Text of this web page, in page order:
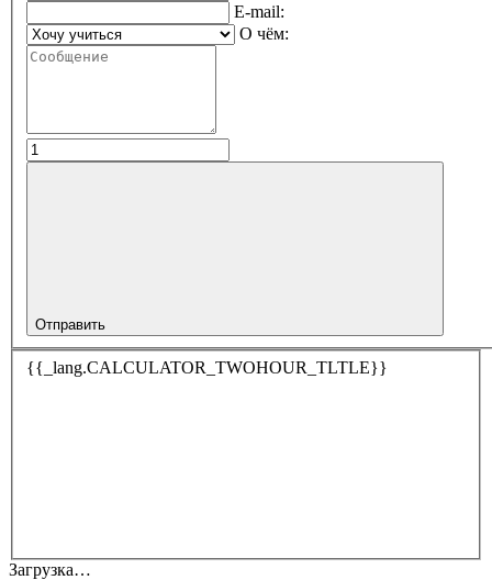
E-mail:
О чём:
Отправить
{{_lang.CALCULATOR_TWOHOUR_TLTLE}}
Загрузка…